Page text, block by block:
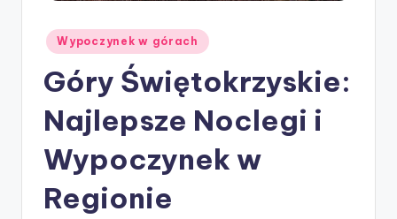
Posted
in
Wypoczynek w górach
Góry Świętokrzyskie:
Najlepsze Noclegi i
Wypoczynek w
Regionie